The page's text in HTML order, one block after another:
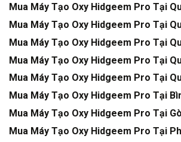
Mua Máy Tạo Oxy Hidgeem Pro Tại
Mua Máy Tạo Oxy Hidgeem Pro Tại
Mua Máy Tạo Oxy Hidgeem Pro Tại
Mua Máy Tạo Oxy Hidgeem Pro Tại
Mua Máy Tạo Oxy Hidgeem Pro Tại
Mua Máy Tạo Oxy Hidgeem Pro Tại
Mua Máy Tạo Oxy Hidgeem Pro Tại
Mua Máy Tạo Oxy Hidgeem Pro Tại